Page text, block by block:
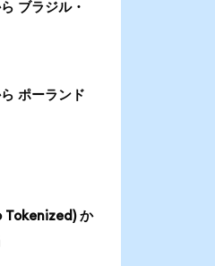
ブラジル・
ポーランド
か